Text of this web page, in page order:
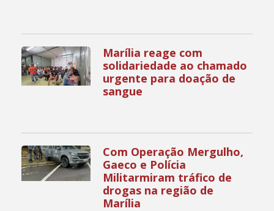
Marília reage com
solidariedade ao chamado
urgente para doação de
sangue
Com Operação Mergulho,
Gaeco e Polícia
Militarmiram tráfico de
drogas na região de
Marília